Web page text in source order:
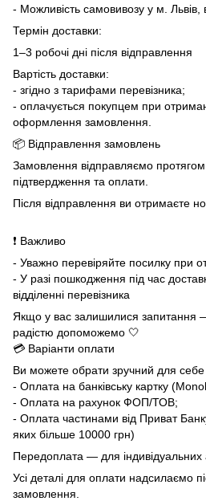
- Можливість самовивозу у м. Львів,
Термін доставки:
1–3 робочі дні після відправлення
Вартість доставки:
- згідно з тарифами перевізника;
- оплачується покупцем при
оформлення замовлення.
📦 Відправлення замовлень
Замовлення відправляємо протягом
підтвердження та оплати.
Після відправлення ви отримаєте
❗ Важливо
- Уважно перевіряйте посилку при
- У разі пошкодження під час
відділенні перевізника
Якщо у вас залишилися запитання —
радістю допоможемо 🤍
💳 Варіанти оплати
Ви можете обрати зручний для себе
- Оплата на банківську картку
- Оплата на рахунок ФОП/ТОВ;
- Оплата частинами від Приват
яких більше 10000 грн)
Передоплата — для індивідуальних
Усі деталі для оплати надсилаємо
замовлення.